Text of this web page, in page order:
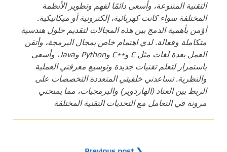
التقنية المتنوعة، وأسعى دائمًا لفهم وتطوير الأنظمة
المختلفة سواء كانت كهربائية، إلكترونية أو ميكانيكية.
أؤمن بأهمية الدمج بين هذه المجالات لتقديم حلول هندسية
متكاملة وفعالة. لدي اهتمام خاص بمجال البرمجة، وأتقن
العمل بعدة لغات مثل C و++C وPython وJava، وأسعى
باستمرار لتعلم تقنيات جديدة وتوسيع معرفتي العملية
والنظرية. تساعدني خلفيتي المتعددة التخصصات على
الربط بين العتاد (الهاردوير) والبرمجيات، مما يمنحني
مرونة في التعامل مع التحديات التقنية المختلفة